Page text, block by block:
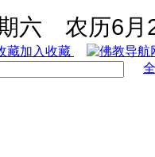
六 农历6月
加入收藏